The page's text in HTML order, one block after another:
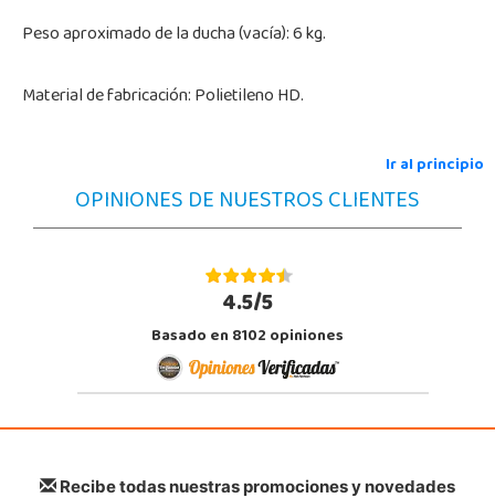
Peso aproximado de la ducha (vacía): 6 kg.
Material de fabricación: Polietileno HD.
Ir al principio
OPINIONES DE NUESTROS CLIENTES
4.5/5
Basado en 8102 opiniones
Recibe todas nuestras promociones y novedades